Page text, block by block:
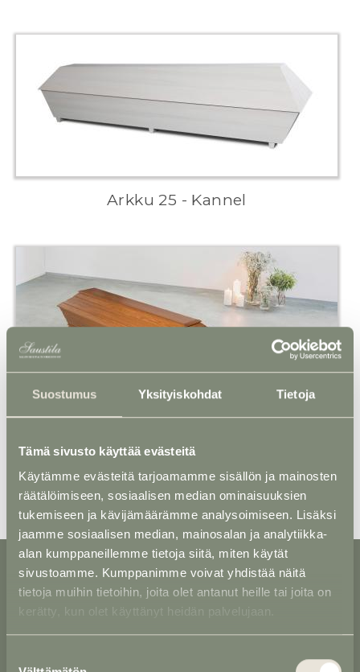
Suostumus Yksityiskohdat Tietoja
Tämä sivusto käyttää evästeitä
Käytämme evästeitä tarjoamamme sisällön ja mainosten
räätälöimiseen, sosiaalisen median ominaisuuksien
tukemiseen ja kävijämäärämme analysoimiseen. Lisäksi
jaamme sosiaalisen median, mainosalan ja analytiikka-
alan kumppaneillemme tietoja siitä, miten käytät
sivustoamme. Kumppanimme voivat yhdistää näitä
tietoja muihin tietoihin, joita olet antanut heille tai joita on
kerätty, kun olet käyttänyt heidän palvelujaan.
Arkku 25 - Kannel
Arkku 24 - Tammi T-82
SALON HAUTAUSTOIMISTO OY
Helsingintie 9, 24100 Salo